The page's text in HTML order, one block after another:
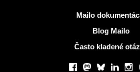
Mailo
Blog Mailo
Často kladené
Facebook
Mastodon
BlueskyLinkedIn